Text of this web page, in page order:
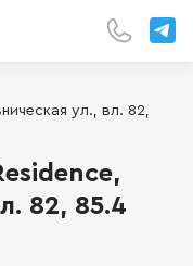
ул., вл. 82,
82, 85.4